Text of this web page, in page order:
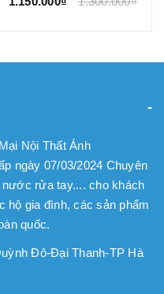
Nội Thất Ánh
ngày 07/03/2024 Chuyên
rửa tay.... cho khách
hộ gia đình, các sản phẩm
quốc.
Đô-Đại Thanh-TP Hà